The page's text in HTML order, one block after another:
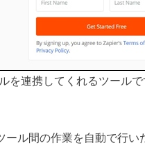
を連携してくれるツールで
ル間の作業を自動で行い